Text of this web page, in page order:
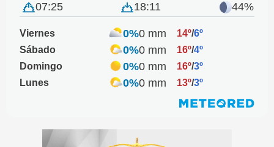
07:25 18:11 44%
Viernes 0%0 mm 14º/6º
Sábado
0%0 mm 16º/4º
Domingo
0%0 mm 16º/3º
Lunes
0%0 mm 13º/3º